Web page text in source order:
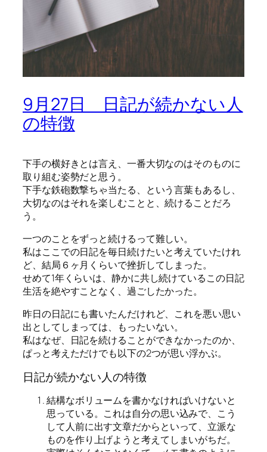
9月27日 日記が続かない人
の特徴
下手の横好きとは言え、一番大切なのはそのものに
取り組む姿勢だと思う。
下手な鉄砲数撃ちゃ当たる、という言葉もあるし、
大切なのはそれを楽しむことと、続けることだろ
う。
一つのことをずっと続けるって難しい。
私はここでの日記を毎日続けたいと考えていたけれ
ど、結局６ヶ月くらいで挫折してしまった。
せめて1年くらいは、静かに共し続けているこの日記
生活を絶やすことなく、過ごしたかった。
昨日の日記にも書いたんだけれど、これを悪い思い
出としてしまっては、もったいない。
私はなぜ、日記を続けることができなかったのか、
ぱっと考えただけでも以下の2つが思い浮かぶ。
日記が続かない人の特徴
結構なボリュームを書かなければいけないと
思っている。これは自分の思い込みで、こう
して人前に出す文章だからといって、立派な
ものを作り上げようと考えてしまいがちだ。